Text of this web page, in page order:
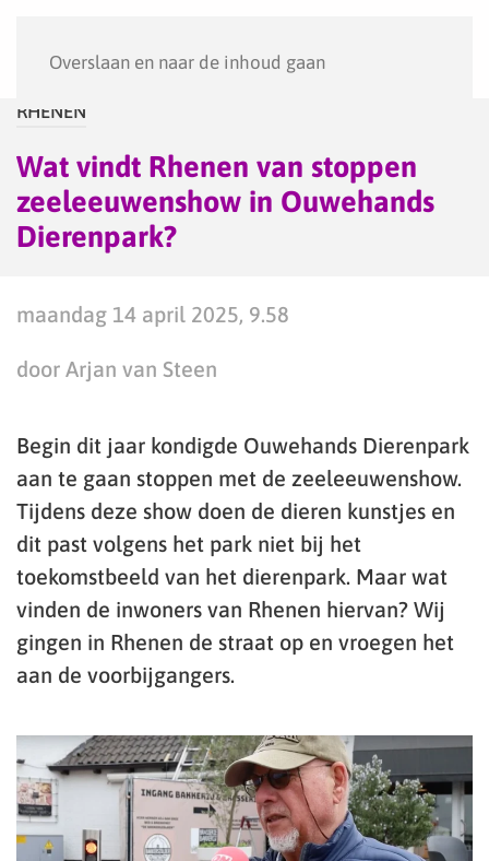
Overslaan en naar de inhoud gaan
RHENEN
Wat vindt Rhenen van stoppen
zeeleeuwenshow in Ouwehands
Dierenpark?
maandag 14 april 2025, 9.58
door Arjan van Steen
Begin dit jaar kondigde Ouwehands Dierenpark
aan te gaan stoppen met de zeeleeuwenshow.
Tijdens deze show doen de dieren kunstjes en
dit past volgens het park niet bij het
toekomstbeeld van het dierenpark. Maar wat
vinden de inwoners van Rhenen hiervan? Wij
gingen in Rhenen de straat op en vroegen het
aan de voorbijgangers.